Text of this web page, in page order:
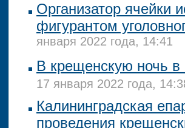
Организатор ячейки
фигурантом
января 2022 года, 14:41
В крещенскую ночь в
17 января 2022 года,
Калининградская
проведения